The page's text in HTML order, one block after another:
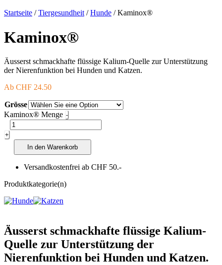
Startseite /Tiergesundheit /Hunde / Kaminox®
Kaminox®
Äusserst schmackhafte flüssige Kalium-Quelle zur Unterstützung
der Nierenfunktion bei Hunden und Katzen.
Ab CHF 24.50
Grösse
Kaminox® Menge -
+
In den Warenkorb
Versandkostenfrei ab CHF 50.-
Produktkategorie(n)
Äusserst schmackhafte flüssige Kalium-
Quelle zur Unterstützung der
Nierenfunktion bei Hunden und Katzen.